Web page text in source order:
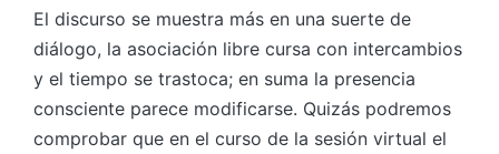
El discurso se muestra más en una suerte de
diálogo, la asociación libre cursa con intercambios
y el tiempo se trastoca; en suma la presencia
consciente parece modificarse. Quizás podremos
comprobar que en el curso de la sesión virtual el